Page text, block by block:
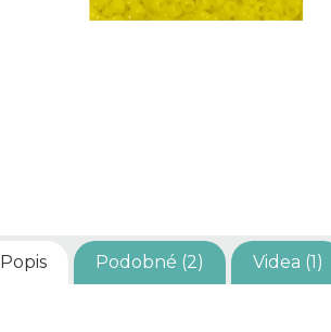
Popis Podobné (2) Videa (1)